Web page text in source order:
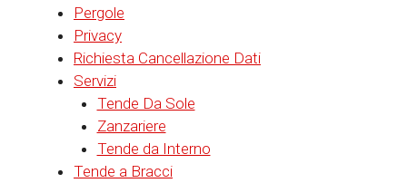
Pergole
Privacy
Richiesta Cancellazione Dati
Servizi
Tende Da Sole
Zanzariere
Tende da Interno
Tende a Bracci